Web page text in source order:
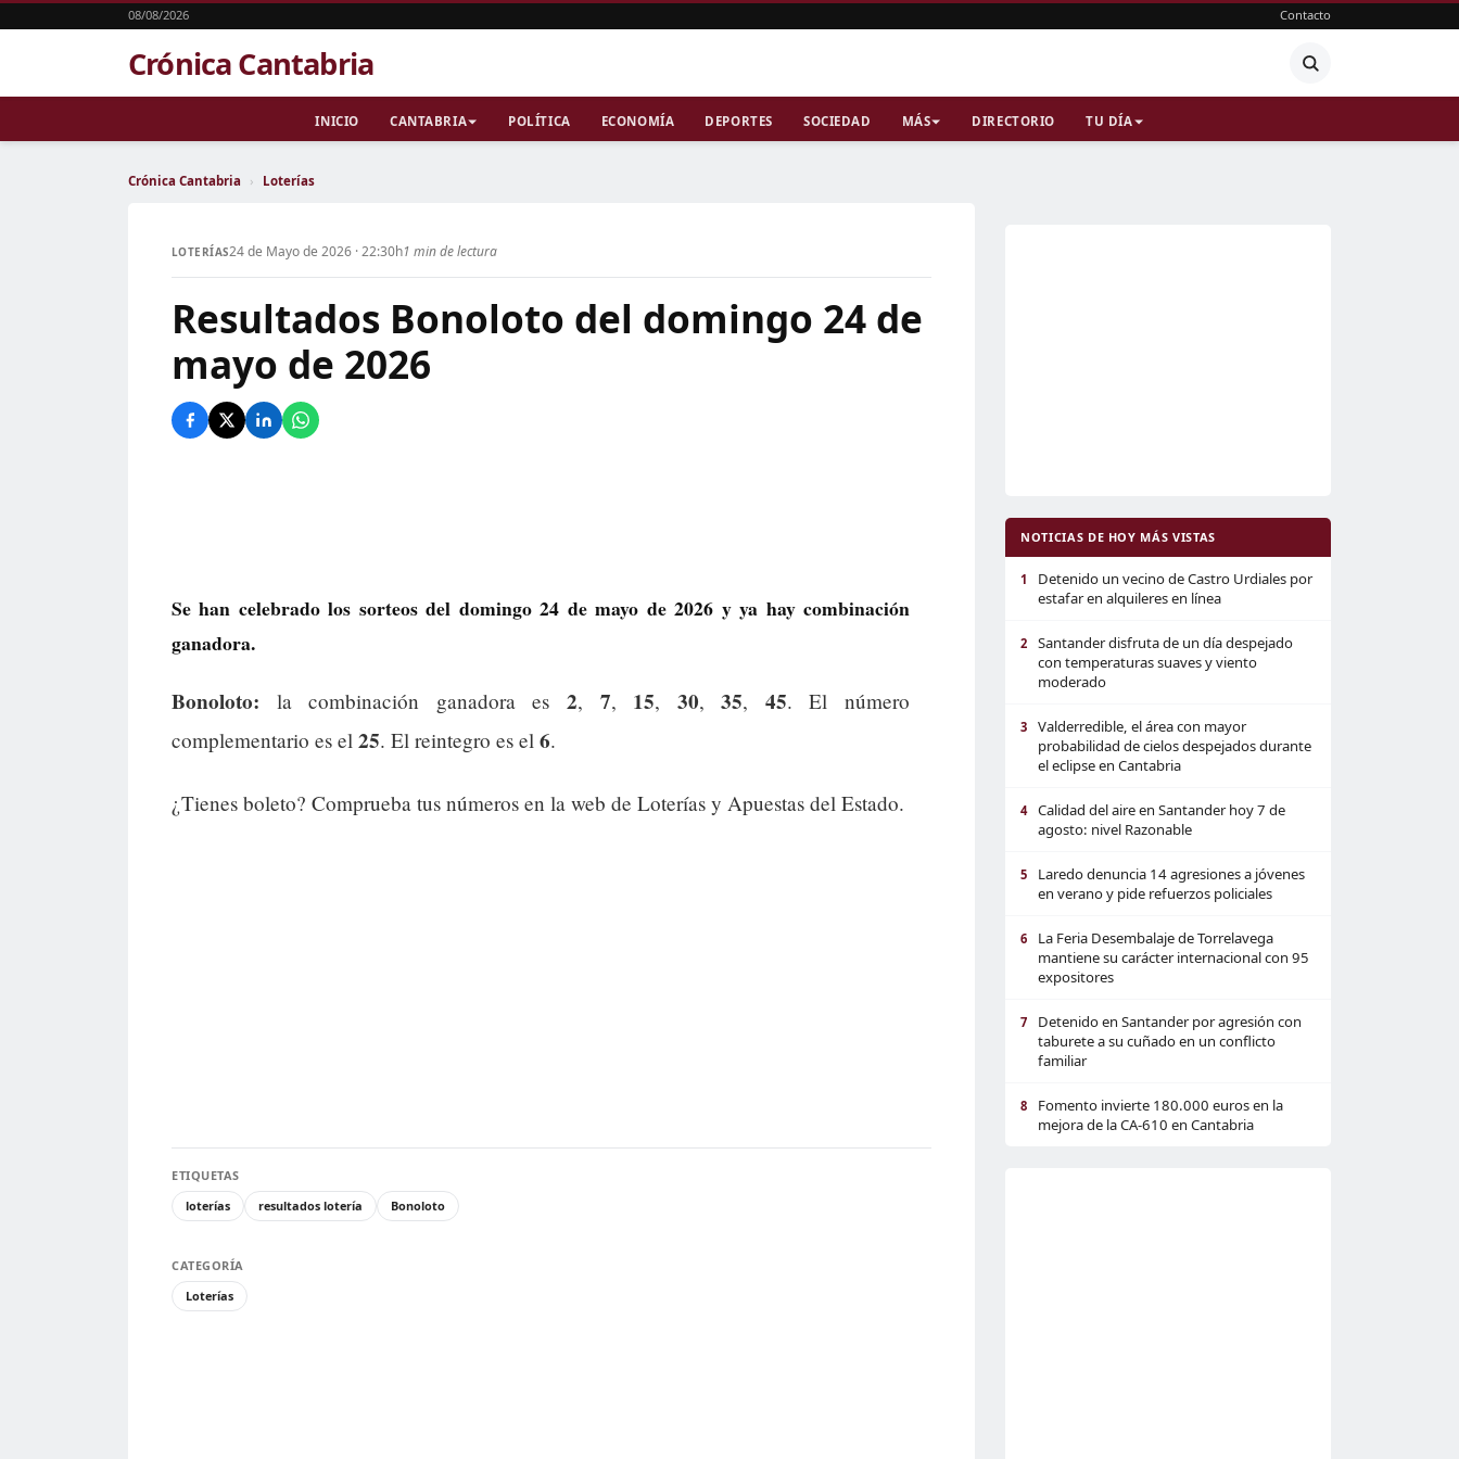
08/08/2026 Contacto
Crónica Cantabria
INICIO CANTABRIA POLÍTICA ECONOMÍA DEPORTES SOCIEDAD MÁS DIRECTORIO TU DÍA
Crónica Cantabria › Loterías
LOTERÍAS24 de Mayo de 2026 · 22:30h1 min de lectura
Resultados Bonoloto del domingo 24 de
mayo de 2026
Se han celebrado los sorteos del domingo 24 de mayo de 2026 y ya hay combinación
ganadora.
Bonoloto: la combinación ganadora es 2, 7, 15, 30,35, 45. El número
complementario es el 25. El reintegro es el 6.
¿Tienes boleto? Comprueba tus números en la web de Loterías y Apuestas del Estado.
ETIQUETAS
loterías
resultados lotería Bonoloto
CATEGORÍA
Loterías
NOTICIAS DE HOY MÁS VISTAS
1
Detenido un vecino de Castro Urdiales por
estafar en alquileres en línea
2
Santander disfruta de un día despejado
con temperaturas suaves y viento
moderado
3
Valderredible, el área con mayor
probabilidad de cielos despejados durante
el eclipse en Cantabria
4
Calidad del aire en Santander hoy 7 de
agosto: nivel Razonable
5
Laredo denuncia 14 agresiones a jóvenes
en verano y pide refuerzos policiales
6
La Feria Desembalaje de Torrelavega
mantiene su carácter internacional con 95
expositores
7
Detenido en Santander por agresión con
taburete a su cuñado en un conflicto
familiar
8
Fomento invierte 180.000 euros en la
mejora de la CA-610 en Cantabria